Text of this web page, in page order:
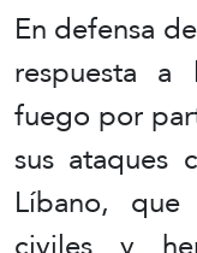
En defensa
respuesta
fuego por
sus ataques
Líbano,